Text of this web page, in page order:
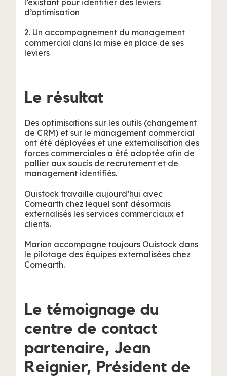
d’optimisation
2. Un accompagnement du management
commercial dans la mise en place de ses
leviers
Le résultat
Des optimisations sur les outils (changement
de CRM) et sur le management commercial
ont été déployées et une externalisation des
forces commerciales a été adoptée afin de
pallier aux soucis de recrutement et de
management identifiés.
Ouistock travaille aujourd’hui avec
Comearth chez lequel sont désormais
externalisés les services commerciaux et
clients.
Marion accompagne toujours Ouistock dans
le pilotage des équipes externalisées chez
Comearth.
Le témoignage du
centre de contact
partenaire, Jean
Reignier, Président de